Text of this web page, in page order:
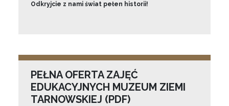
Odkryjcie z nami świat pełen historii!
PEŁNA OFERTA ZAJĘĆ
EDUKACYJNYCH MUZEUM ZIEMI
TARNOWSKIEJ (PDF)